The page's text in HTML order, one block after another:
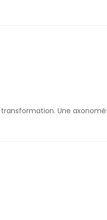
transformation. Une